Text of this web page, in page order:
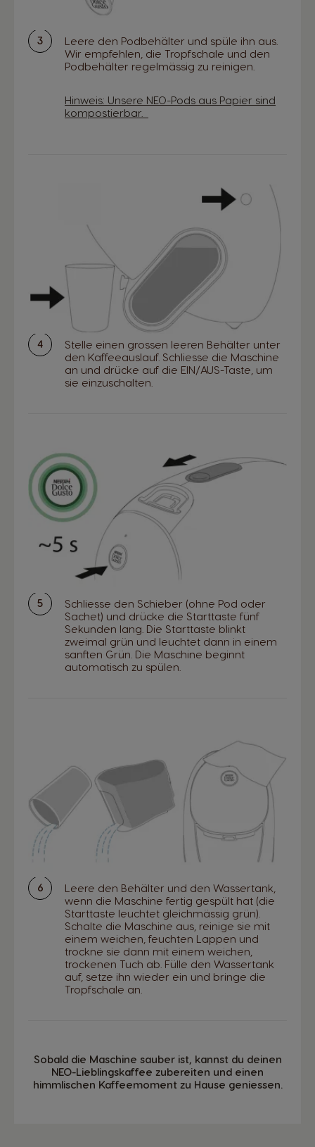
Leere den Podbehälter und spüle ihn aus.
Wir empfehlen, die Tropfschale und den
Podbehälter regelmässig zu reinigen.
Hinweis: Unsere NEO-Pods aus Papier sind
kompostierbar.
Stelle einen grossen leeren Behälter unter
den Kaffeeauslauf. Schliesse die Maschine
an und drücke auf die EIN/AUS-Taste, um
sie einzuschalten.
Schliesse den Schieber (ohne Pod oder
Sachet) und drücke die Starttaste fünf
Sekunden lang. Die Starttaste blinkt
zweimal grün und leuchtet dann in einem
sanften Grün. Die Maschine beginnt
automatisch zu spülen.
Leere den Behälter und den Wassertank,
wenn die Maschine fertig gespült hat (die
Starttaste leuchtet gleichmässig grün).
Schalte die Maschine aus, reinige sie mit
einem weichen, feuchten Lappen und
trockne sie dann mit einem weichen,
trockenen Tuch ab. Fülle den Wassertank
auf, setze ihn wieder ein und bringe die
Tropfschale an.
Sobald die Maschine sauber ist, kannst du deinen
NEO-Lieblingskaffee zubereiten und einen
himmlischen Kaffeemoment zu Hause geniessen.